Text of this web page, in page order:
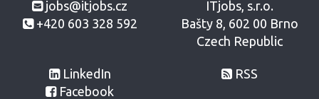
jobs@itjobs.cz
+420 603 328 592
LinkedIn
Facebook
ITjobs, s.r.o.
Bašty 8, 602 00 Brno
Czech Republic
RSS